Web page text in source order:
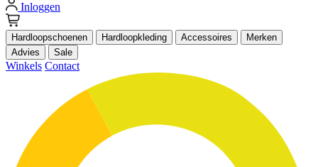
Inloggen
Hardloopschoenen Hardloopkleding Accessoires
Merken
Advies
Sale
Winkels Contact